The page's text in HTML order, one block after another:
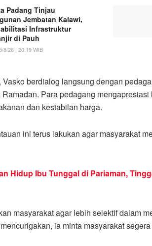
Padang Tinjau
Jembatan Kalawi,
Infrastruktur
di Pauh
8/26 | 20:19 WIB
berdialog langsung dengan
Para pedagang
dan kestabilan harga.
ini terus lakukan agar masyarakat
Hidup Ibu Tunggal di Pariaman,
masyarakat agar lebih selektif dalam
ia minta masyarakat